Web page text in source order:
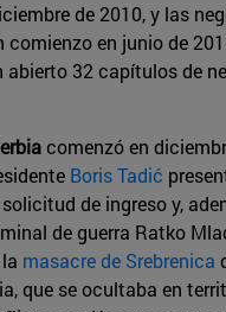
de 2010, y las
comienzo en junio de
abierto 32 capítulos de
comenzó en
Boris Tadić
de ingreso y,
de guerra Ratko
masacre de Srebrenica
que se ocultaba en